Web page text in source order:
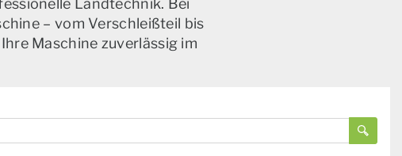
Landtechnik. Bei
– vom Verschleißteil bis
Maschine zuverlässig im